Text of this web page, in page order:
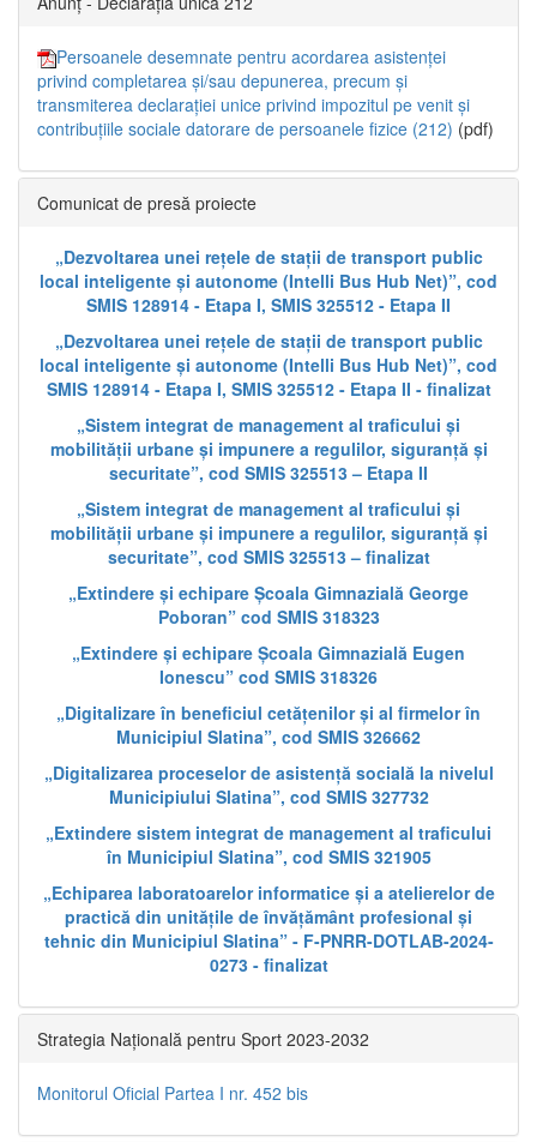
Persoanele desemnate pentru acordarea asistenței
privind completarea și/sau depunerea, precum și
transmiterea declarației unice privind impozitul pe venit și
contribuțiile sociale datorare de persoanele fizice (212) (pdf)
Comunicat de presă proiecte
„Dezvoltarea unei rețele de stații de transport public
local inteligente și autonome (Intelli Bus Hub Net)”, cod
SMIS 128914 - Etapa I, SMIS 325512 - Etapa II
„Dezvoltarea unei rețele de stații de transport public
local inteligente și autonome (Intelli Bus Hub Net)”, cod
SMIS 128914 - Etapa I, SMIS 325512 - Etapa II - finalizat
„Sistem integrat de management al traficului și
mobilității urbane și impunere a regulilor, siguranță și
securitate”, cod SMIS 325513 – Etapa II
„Sistem integrat de management al traficului și
mobilității urbane și impunere a regulilor, siguranță și
securitate”, cod SMIS 325513 – finalizat
„Extindere și echipare Școala Gimnazială George
Poboran” cod SMIS 318323
„Extindere și echipare Școala Gimnazială Eugen
Ionescu” cod SMIS 318326
„Digitalizare în beneficiul cetățenilor și al firmelor în
Municipiul Slatina”, cod SMIS 326662
„Digitalizarea proceselor de asistență socială la nivelul
Municipiului Slatina”, cod SMIS 327732
„Extindere sistem integrat de management al traficului
în Municipiul Slatina”, cod SMIS 321905
„Echiparea laboratoarelor informatice și a atelierelor de
practică din unitățile de învățământ profesional și
tehnic din Municipiul Slatina” - F-PNRR-DOTLAB-2024-
0273 - finalizat
Strategia Națională pentru Sport 2023-2032
Monitorul Oficial Partea I nr. 452 bis